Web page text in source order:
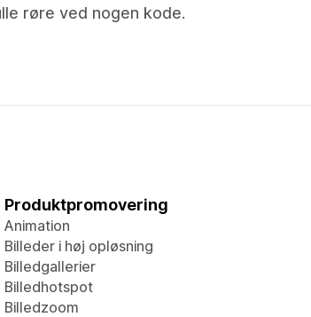
røre ved nogen kode.
Produktpromovering
Animation
Billeder i høj opløsning
Billedgallerier
Billedhotspot
Billedzoom